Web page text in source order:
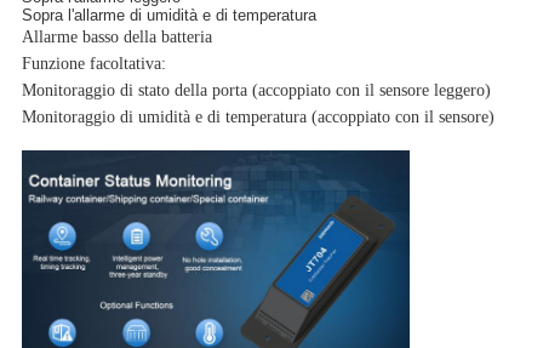
Sopra l'allarme di umidità e di temperatura
Allarme basso della batteria
Funzione facoltativa:
Monitoraggio di stato della porta (accoppiato con il sensore leggero)
Monitoraggio di umidità e di temperatura (accoppiato con il sensore)